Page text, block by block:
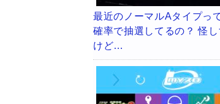
最近のノーマルAタイプっ
確率で抽選してるの？ 怪
けど…